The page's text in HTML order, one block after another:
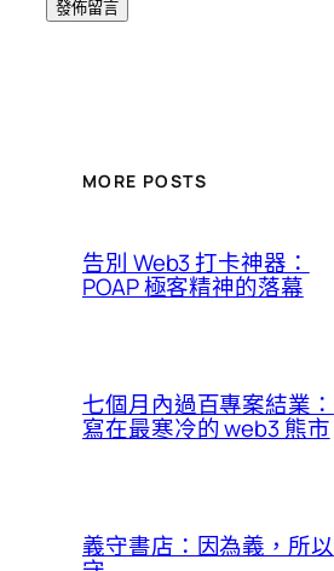
MORE POSTS
告別 Web3 打卡神器：
POAP 極客精神的落幕
七個月內過百專案結業：
寫在最寒冷的 web3 熊市
義守書店：因為義，所以